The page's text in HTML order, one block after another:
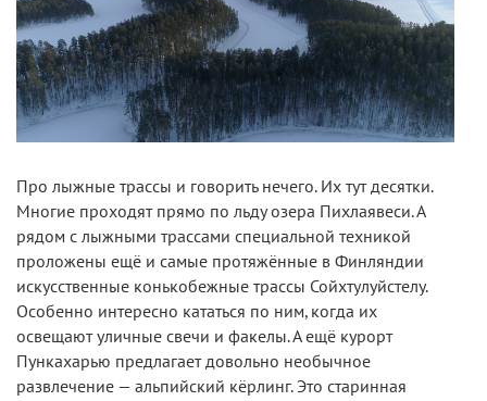
Про лыжные трассы и говорить нечего. Их тут десятки.
Многие проходят прямо по льду озера Пихлаявеси. А
рядом с лыжными трассами специальной техникой
проложены ещё и самые протяжённые в Финляндии
искусственные конькобежные трассы Сойхтулуйстелу.
Особенно интересно кататься по ним, когда их
освещают уличные свечи и факелы. А ещё курорт
Пункахарью предлагает довольно необычное
развлечение — альпийский кёрлинг. Это старинная